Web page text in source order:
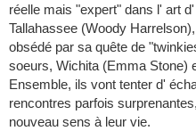
réelle mais "expert" dans l' art
Tallahassee (Woody
obsédé par sa quête de
soeurs, Wichita (Emma Stone)
Ensemble, ils vont tenter d'
rencontres parfois
nouveau sens à leur vie.